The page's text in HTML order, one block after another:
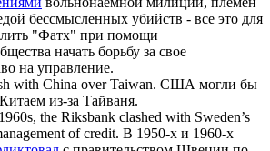
бессмысленных убийств - все это для
"Фатх" при помощи
начать борьбу за свое
на управление.
with China over Taiwan. США могли бы
из-за Тайваня.
the Riksbank clashed with Sweden’s
of credit. В 1950-х и 1960-х